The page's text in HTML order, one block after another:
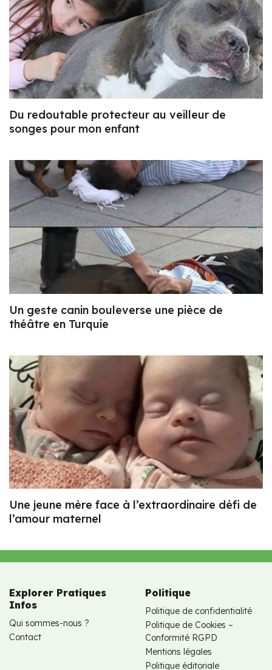
Du redoutable protecteur au veilleur de
songes pour mon enfant
Un geste canin bouleverse une pièce de
théâtre en Turquie
Une jeune mère face à l’extraordinaire défi de
l’amour maternel
Explorer Pratiques
Infos
Qui sommes-nous ?
Contact
Politique
Politique de confidentialité
Politique de Cookies –
Conformité RGPD
Mentions légales
Politique éditoriale